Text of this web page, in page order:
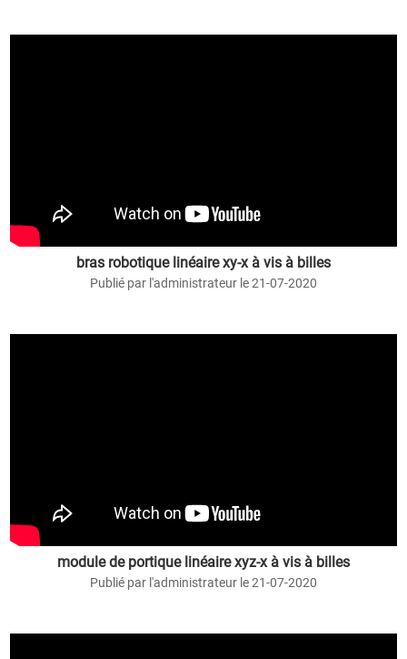
bras robotique linéaire xy-x à vis à billes
Publié par l'administrateur le 21-07-2020
module de portique linéaire xyz-x à vis à billes
Publié par l'administrateur le 21-07-2020